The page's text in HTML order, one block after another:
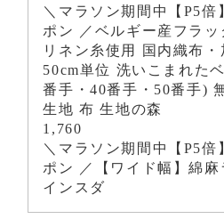
＼マラソン期間中【P5倍
ポン ／ベルギー産フラ
リネン糸使用 国内織布
50cm単位 洗いこまれた
番手・40番手・50番手)
生地 布 生地の森
1,760
＼マラソン期間中【P5倍
ポン ／【ワイド幅】綿麻
インスダ